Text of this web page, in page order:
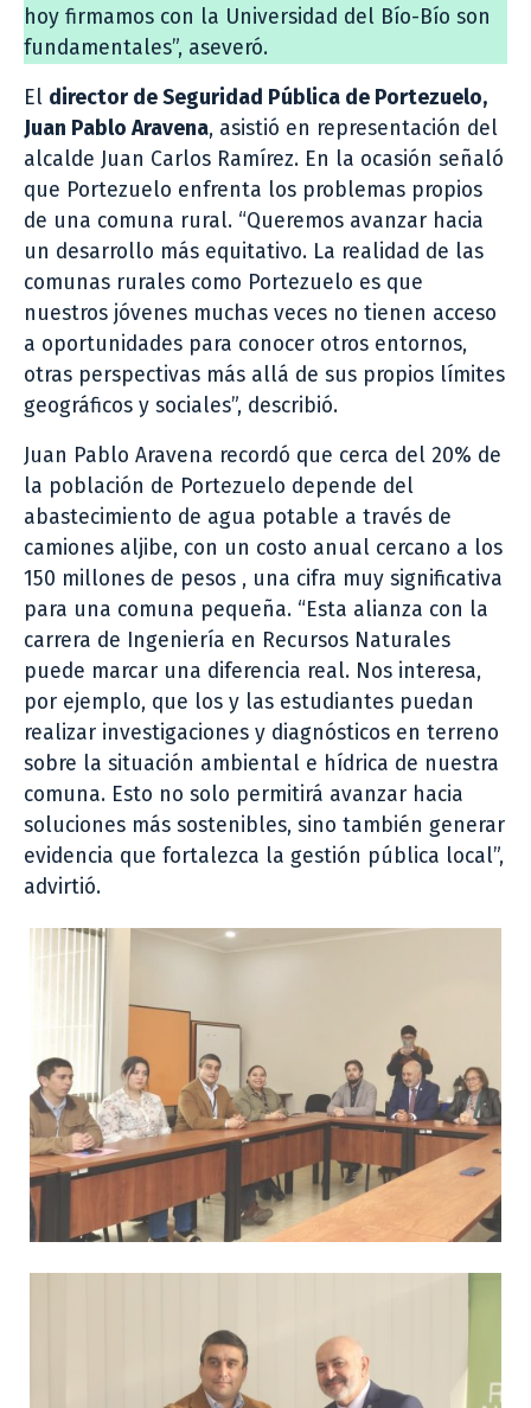
hoy firmamos con la Universidad del Bío-Bío son
fundamentales”, aseveró.
El director de Seguridad Pública de Portezuelo,
Juan Pablo Aravena, asistió en representación del
alcalde Juan Carlos Ramírez. En la ocasión señaló
que Portezuelo enfrenta los problemas propios
de una comuna rural. “Queremos avanzar hacia
un desarrollo más equitativo. La realidad de las
comunas rurales como Portezuelo es que
nuestros jóvenes muchas veces no tienen acceso
a oportunidades para conocer otros entornos,
otras perspectivas más allá de sus propios límites
geográficos y sociales”, describió.
Juan Pablo Aravena recordó que cerca del 20% de
la población de Portezuelo depende del
abastecimiento de agua potable a través de
camiones aljibe, con un costo anual cercano a los
150 millones de pesos , una cifra muy significativa
para una comuna pequeña. “Esta alianza con la
carrera de Ingeniería en Recursos Naturales
puede marcar una diferencia real. Nos interesa,
por ejemplo, que los y las estudiantes puedan
realizar investigaciones y diagnósticos en terreno
sobre la situación ambiental e hídrica de nuestra
comuna. Esto no solo permitirá avanzar hacia
soluciones más sostenibles, sino también generar
evidencia que fortalezca la gestión pública local”,
advirtió.